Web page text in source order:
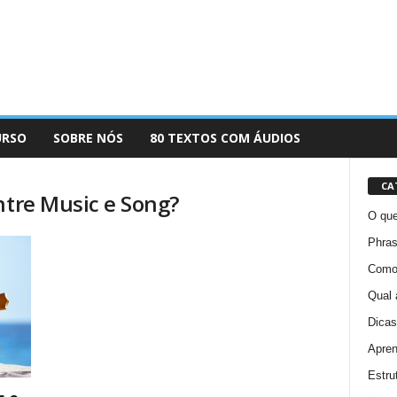
SOBRE NÓS 80 TEXTOS COM ÁUDIOS
Music e Song?
O
Qual